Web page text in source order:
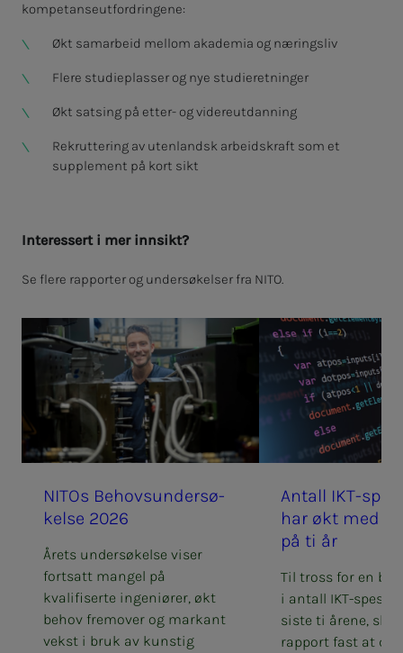
kompetanseutfordringene:
Økt samarbeid mellom akademia og næringsliv
Flere studieplasser og nye studieretninger
Økt satsing på etter- og videreutdanning
Rekruttering av utenlandsk arbeidskraft som et
supplement på kort sikt
In­­­ter­es­­­sert i mer inn­­­­­sikt?
Se flere rapporter og undersøkelser fra NITO.
NITOs Be­hovs­un­­­der­­­sø­­­
kel­­­se 2026
Årets undersøkelse viser
fortsatt mangel på
kvalifiserte ingeniører, økt
behov fremover og markant
vekst i bruk av kunstig
An­tall IKT-
har økt med
på ti år
Til tross for en
i antall IKT-
siste ti årene, slår
rapport fast at